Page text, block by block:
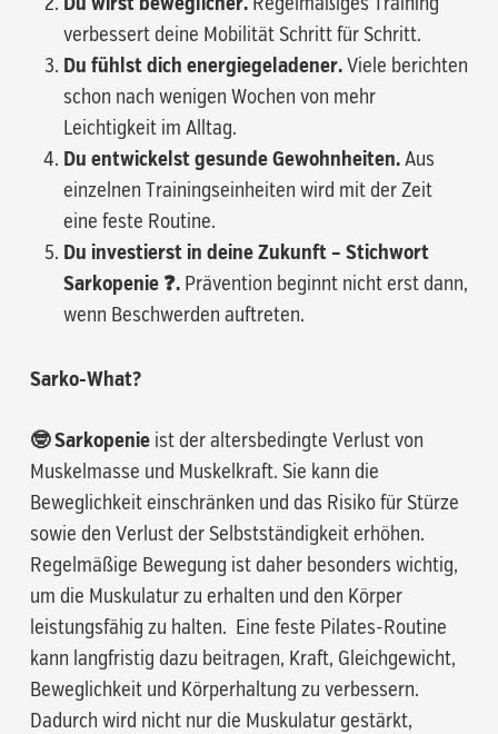
Du wirst beweglicher.Regelmäßiges Training
verbessert deine Mobilität Schritt für Schritt.
Du fühlst dich energiegeladener.Viele berichten
schon nach wenigen Wochen von mehr
Leichtigkeit im Alltag.
Du entwickelst gesunde Gewohnheiten.Aus
einzelnen Trainingseinheiten wird mit der Zeit
eine feste Routine.
Du investierst in deine Zukunft – Stichwort
Sarkopenie ❓.Prävention beginnt nicht erst dann,
wenn Beschwerden auftreten.
Sarko-What?
🤓 Sarkopenieist der altersbedingte Verlust von
Muskelmasse und Muskelkraft. Sie kann die
Beweglichkeit einschränken und das Risiko für Stürze
sowie den Verlust der Selbstständigkeit erhöhen.
Regelmäßige Bewegung ist daher besonders wichtig,
um die Muskulatur zu erhalten und den Körper
leistungsfähig zu halten. Eine feste Pilates-Routine
kann langfristig dazu beitragen, Kraft, Gleichgewicht,
Beweglichkeit und Körperhaltung zu verbessern.
Dadurch wird nicht nur die Muskulatur gestärkt,